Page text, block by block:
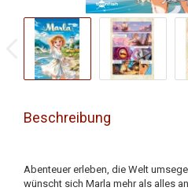
Beschreibung
Abenteuer erleben, die Welt
wünscht sich Marla mehr als alles